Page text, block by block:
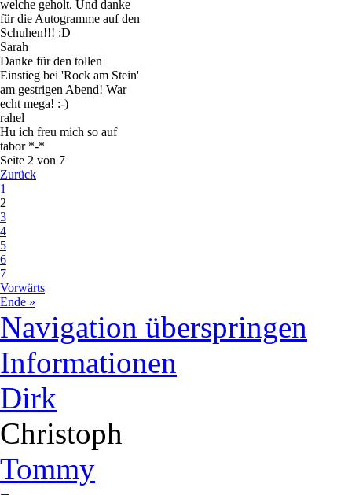
welche geholt. Und danke
für die Autogramme auf den
Schuhen!!! :D
Sarah
Danke für den tollen
Einstieg bei 'Rock am Stein'
am gestrigen Abend! War
echt mega! :-)
rahel
Hu ich freu mich so auf
tabor *-*
Seite 2 von 7
Zurück
1
2
3
4
5
6
7
Vorwärts
Ende »
Navigation überspringen
Informationen
Dirk
Christoph
Tommy